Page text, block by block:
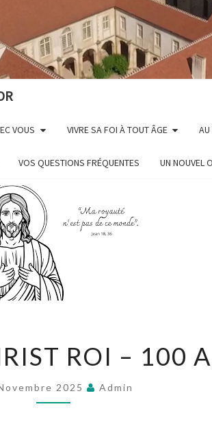
VOUS VIVRE SA FOI À TOUT ÂGE AU
VOS QUESTIONS FRÉQUENTES UN NOUVEL
DU
ROI
–
ROI – 100
2025 Admin